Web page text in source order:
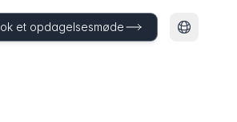
et opdagelsesmøde Skift